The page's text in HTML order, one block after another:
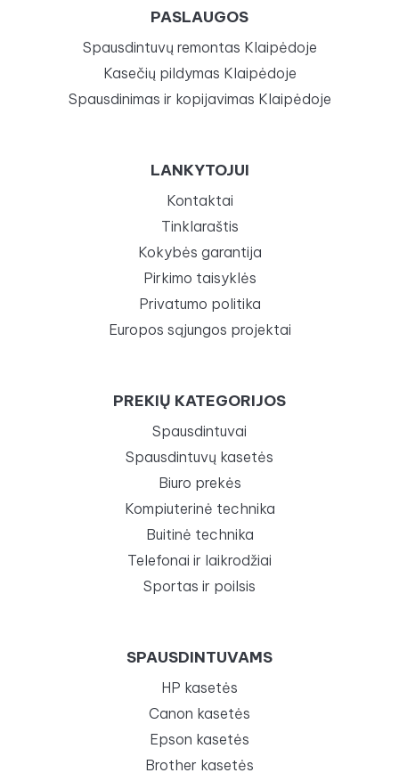
PASLAUGOS
Spausdintuvų remontas Klaipėdoje
Kasečių pildymas Klaipėdoje
Spausdinimas ir kopijavimas Klaipėdoje
LANKYTOJUI
Kontaktai
Tinklaraštis
Kokybės garantija
Pirkimo taisyklės
Privatumo politika
Europos sąjungos projektai
PREKIŲ KATEGORIJOS
Spausdintuvai
Spausdintuvų kasetės
Biuro prekės
Kompiuterinė technika
Buitinė technika
Telefonai ir laikrodžiai
Sportas ir poilsis
SPAUSDINTUVAMS
HP kasetės
Canon kasetės
Epson kasetės
Brother kasetės